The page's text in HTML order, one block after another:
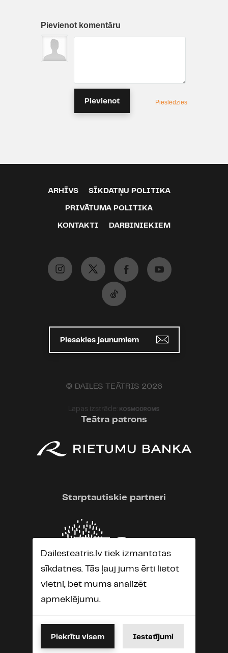
Pievienot komentāru
Pievienot Pieslēdzies
ARHĪVS SĪKDATŅU POLITIKA
PRIVĀTUMA POLITIKA
KONTAKTI DARBINIEKIEM
Piesakies jaunumiem
© DAILES TEĀTRIS 2026
Lapas izstrāde:
Teātra patrons
Starptautiskie partneri
Dailesteatris.lv tiek izmantotas
sīkdatnes. Tās ļauj jums ērti lietot
vietni, bet mums analizēt
apmeklējumu.
Piekrītu visam Iestatījumi